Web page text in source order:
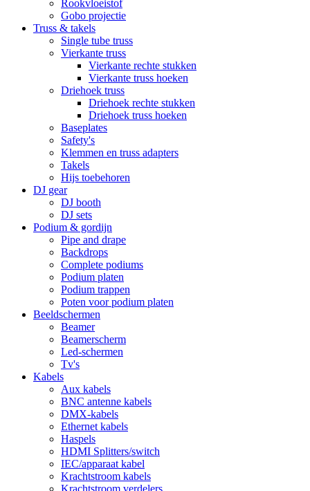
Rookvloeistof
Gobo projectie
Truss & takels
Single tube truss
Vierkante truss
Vierkante rechte stukken
Vierkante truss hoeken
Driehoek truss
Driehoek rechte stukken
Driehoek truss hoeken
Baseplates
Safety's
Klemmen en truss adapters
Takels
Hijs toebehoren
DJ gear
DJ booth
DJ sets
Podium & gordijn
Pipe and drape
Backdrops
Complete podiums
Podium platen
Podium trappen
Poten voor podium platen
Beeldschermen
Beamer
Beamerscherm
Led-schermen
Tv's
Kabels
Aux kabels
BNC antenne kabels
DMX-kabels
Ethernet kabels
Haspels
HDMI Splitters/switch
IEC/apparaat kabel
Krachtstroom kabels
Krachtstroom verdelers